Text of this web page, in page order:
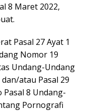
8 Maret 2022,
Pasal 27 Ayat 1
Nomor 19
Undang-Undang
atau Pasal 29
Pasal 8 Undang-
Pornografi